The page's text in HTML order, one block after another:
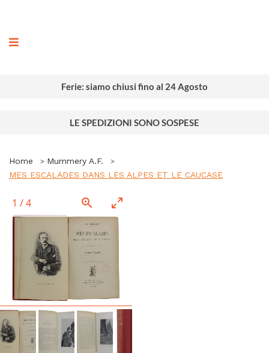
Ferie: siamo chiusi fino al 24 Agosto
LE SPEDIZIONI SONO SOSPESE
Home
Mummery A.F.
MES ESCALADES DANS LES ALPES ET LE CAUCASE
1 /4